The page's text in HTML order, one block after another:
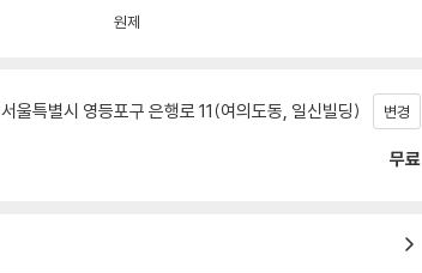
원제
서울특별시 영등포구 은행로 11(여의도동, 일신빌딩) 변경
무료